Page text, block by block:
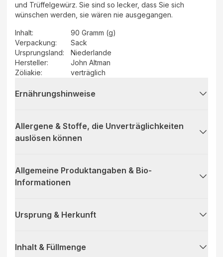
und Trüffelgewürz. Sie sind so lecker, dass Sie sich
wünschen werden, sie wären nie ausgegangen.
Inhalt:
90 Gramm (g)
Verpackung:
Sack
Ursprungsland:
Niederlande
Hersteller:
John Altman
Zöliakie:
verträglich
Ernährungshinweise
Allergene & Stoffe, die Unverträglichkeiten
auslösen können
Allgemeine Produktangaben & Bio-
Informationen
Ursprung & Herkunft
Inhalt & Füllmenge